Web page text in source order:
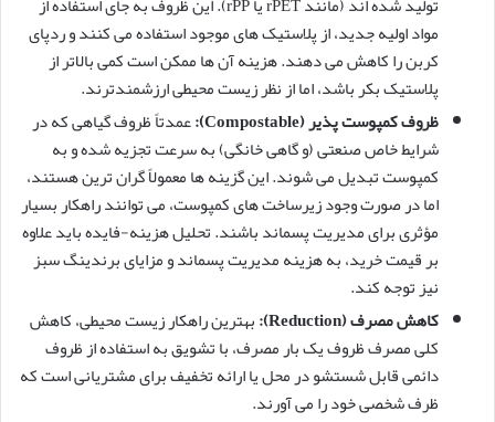
مواد اولیه جدید، از پلاستیک های موجود استفاده می کنند و ردپای
کربن را کاهش می دهند. هزینه آن ها ممکن است کمی بالاتر از
پلاستیک بکر باشد، اما از نظر زیست محیطی ارزشمندترند.
ظروف کمپوست پذیر (Compostable):
عمدتاً ظروف گیاهی که در
شرایط خاص صنعتی (و گاهی خانگی) به سرعت تجزیه شده و به
کمپوست تبدیل می شوند. این گزینه ها معمولاً گران ترین هستند،
اما در صورت وجود زیرساخت های کمپوست، می توانند راهکار بسیار
مؤثری برای مدیریت پسماند باشند. تحلیل هزینه-فایده باید علاوه
بر قیمت خرید، به هزینه مدیریت پسماند و مزایای برندینگ سبز
نیز توجه کند.
کاهش مصرف (Reduction):
بهترین راهکار زیست محیطی، کاهش
کلی مصرف ظروف یک بار مصرف، با تشویق به استفاده از ظروف
دائمی قابل شستشو در محل یا ارائه تخفیف برای مشتریانی است که
ظرف شخصی خود را می آورند.